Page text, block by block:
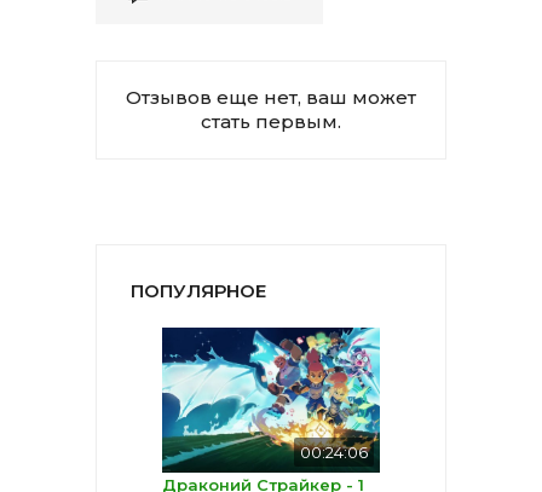
Отзывов еще нет, ваш может
стать первым.
ПОПУЛЯРНОЕ
00:24:06
Драконий Страйкер - 1